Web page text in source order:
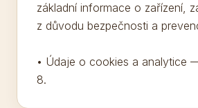
základní informace o zařízení,
z důvodu bezpečnosti a
• Údaje o cookies a analytice
8.